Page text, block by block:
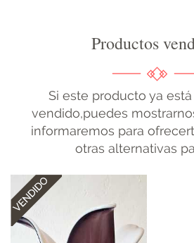
Productos
Si este producto ya
vendido,puedes
informaremos para
otras alternativas